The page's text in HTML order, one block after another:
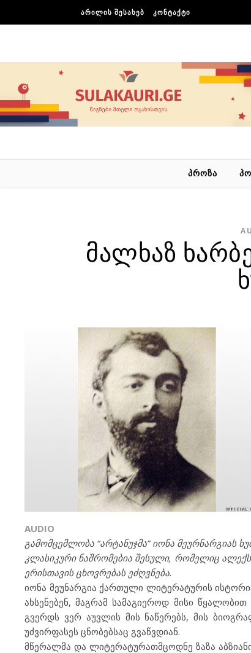
ᲐᲠᲘᲚᲘᲡ ᲨᲔᲡᲐᲮᲔᲑ ᲙᲝᲜᲢᲐᲥᲢᲘ
ᲞᲠᲝᲖᲐ
მალხაზ
AUDIO
გამომცემლობა “არტანუჯმა” იონა
კლასიკური ნაშრომებია შესული, რომელიც
ერისთავის ცხოვრებას ეძღვნება.
იონა მეუნარგია ქართული ლიტერატურის
ახსენებენ, მაგრამ სამაგიეროდ მისი
გვერდს ვერ აუვლის მის ნაწერებს, მის
უძვირფასეს ცნობებსაც გვაწვდიან.
მწერალმა და ლიტერატურათმცოდნე ზაზა